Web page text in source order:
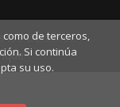
los Derechos
de terceros,
Si continúa
su uso.